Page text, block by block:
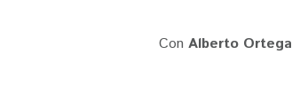
Con Alberto Ortega